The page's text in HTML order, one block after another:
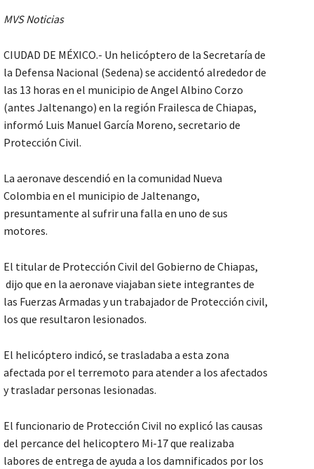
MVS Noticias
CIUDAD DE MÉXICO.- Un helicóptero de la Secretaría de
la Defensa Nacional (Sedena) se accidentó alrededor de
las 13 horas en el municipio de Angel Albino Corzo
(antes Jaltenango) en la región Frailesca de Chiapas,
informó Luis Manuel García Moreno, secretario de
Protección Civil.
La aeronave descendió en la comunidad Nueva
Colombia en el municipio de Jaltenango,
presuntamente al sufrir una falla en uno de sus
motores.
El titular de Protección Civil del Gobierno de Chiapas,
dijo que en la aeronave viajaban siete integrantes de
las Fuerzas Armadas y un trabajador de Protección civil,
los que resultaron lesionados.
El helicóptero indicó, se trasladaba a esta zona
afectada por el terremoto para atender a los afectados
y trasladar personas lesionadas.
El funcionario de Protección Civil no explicó las causas
del percance del helicoptero Mi-17 que realizaba
labores de entrega de ayuda a los damnificados por los